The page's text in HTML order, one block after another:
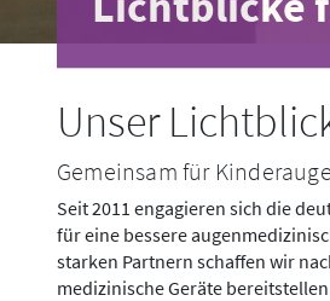
Unser
Gemeinsam für
Seit 2011 engagieren sich die
für eine bessere
starken Partnern schaffen wir
medizinische Geräte